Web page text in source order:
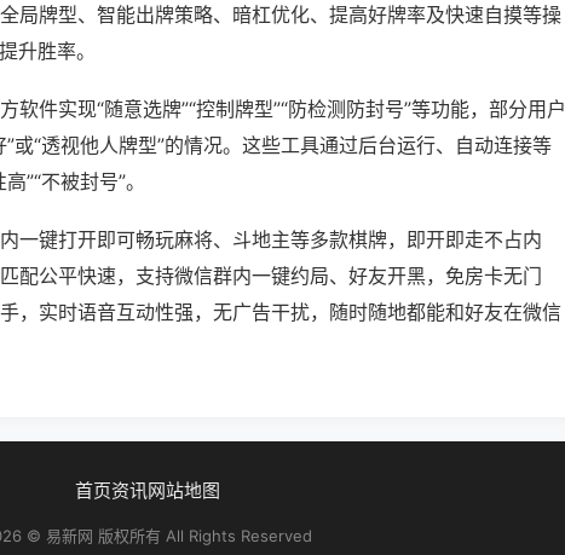
局牌型、智能出牌策略、暗杠优化、提高好牌率及快速自摸等操
升胜率。
软件实现“随意选牌”“控制牌型”“防检测防封号”等功能，部分用户
或“透视他人牌型”的情况。这些工具通过后台运行、自动连接等
”“不被封号”。
一键打开即可畅玩麻将、斗地主等多款棋牌，即开即走不占内
配公平快速，支持微信群内一键约局、好友开黑，免房卡无门
，实时语音互动性强，无广告干扰，随时随地都能和好友在微信
首页资讯网站地图
© 易新网 版权所有 All Rights Reserved